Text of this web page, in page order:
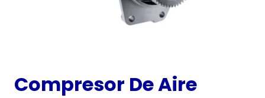
Compresor De Aire